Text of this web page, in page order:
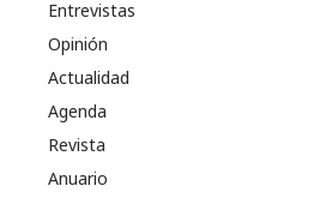
Entrevistas
Opinión
Actualidad
Agenda
Revista
Anuario